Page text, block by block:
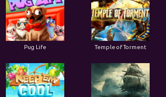
Pug Life Temple of Torment